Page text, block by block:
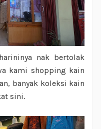
nak bertolak
kami shopping kain
banyak koleksi kain
sini.